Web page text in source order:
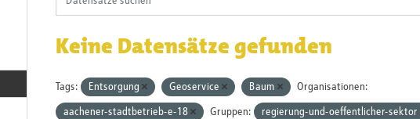
Keine Datensätze gefunden
Tags: Entsorgung Geoservice Baum Organisationen:
aachener-stadtbetrieb-e-18 Gruppen: regierung-und-oeffentlicher-sektor